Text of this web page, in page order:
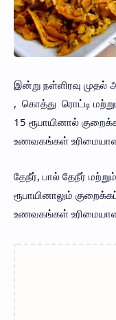
இன்று நள்ளிரவு முதல்
, கொத்து ரொட்டி
15 ரூபாயினால்
உணவகங்கள்
தேநீர், பால் தேநீர்
ரூபாயினாலும்
உணவகங்கள்